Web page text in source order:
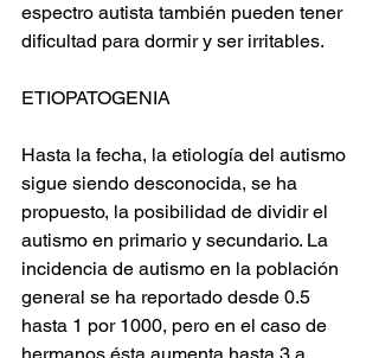
espectro autista también pueden tener
dificultad para dormir y ser irritables.
ETIOPATOGENIA
Hasta la fecha, la etiología del autismo
sigue siendo desconocida, se ha
propuesto, la posibilidad de dividir el
autismo en primario y secundario. La
incidencia de autismo en la población
general se ha reportado desde 0.5
hasta 1 por 1000, pero en el caso de